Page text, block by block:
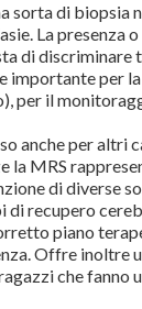
sorta di
La presenza
di
importante per
per il
anche per altri
la MRS
di diverse
recupero
piano
Offre inoltre
che fanno